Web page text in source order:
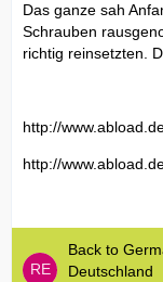
Das ganze sah
Schrauben
richtig reinsetzten.
http://
http://
Back to
Deutschland